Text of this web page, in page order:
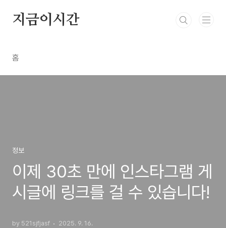
지금이시간
홈
정보
이제 30초 만에 인스타그램 게
시글에 링크를 걸 수 있습니다!
by 521sjfjasf 2025. 9. 16.